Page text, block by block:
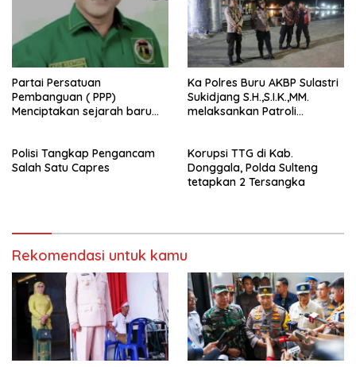
Partai Persatuan
Pembanguan ( PPP)
Menciptakan sejarah baru
Buru (Namlea).
Ka Polres Buru AKBP Sulastri
Sukidjang S.H.,S.I.K.,MM.
melaksankan Patroli
Polisi Tangkap Pengancam
Salah Satu Capres
Korupsi TTG di Kab.
Donggala, Polda Sulteng
tetapkan 2 Tersangka
Rekomendasi untuk kamu